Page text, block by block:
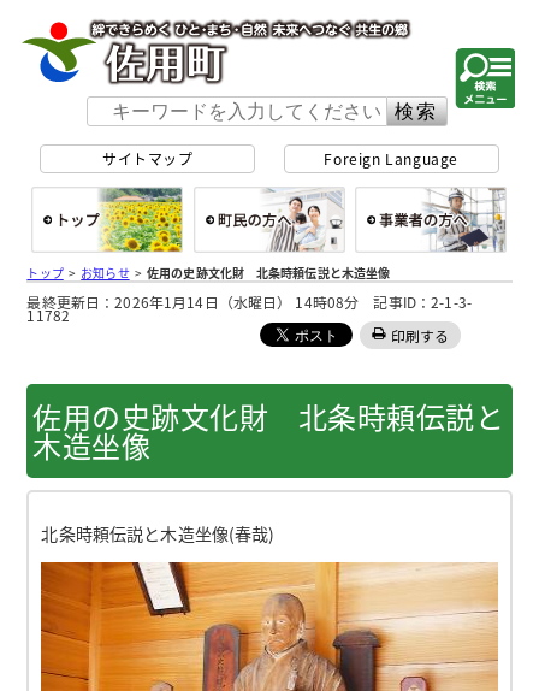
サイトマップ Foreign Language
総合トップ 町民の方へ
トップ> お知らせ>佐用の史跡文化財 北条時頼伝説と木造坐像
最終更新日：2026年1月14日（水曜日） 14時08分 記事ID：2-1-3-
11782
印刷する
佐用の史跡文化財 北条時頼伝説と
木造坐像
北条時頼伝説と木造坐像(春哉)